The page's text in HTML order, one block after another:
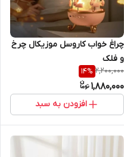
چراغ خواب کاروسل موزیکال چرخ
و فلک
2,200,000
14%
1,880,000
افزودن به سبد